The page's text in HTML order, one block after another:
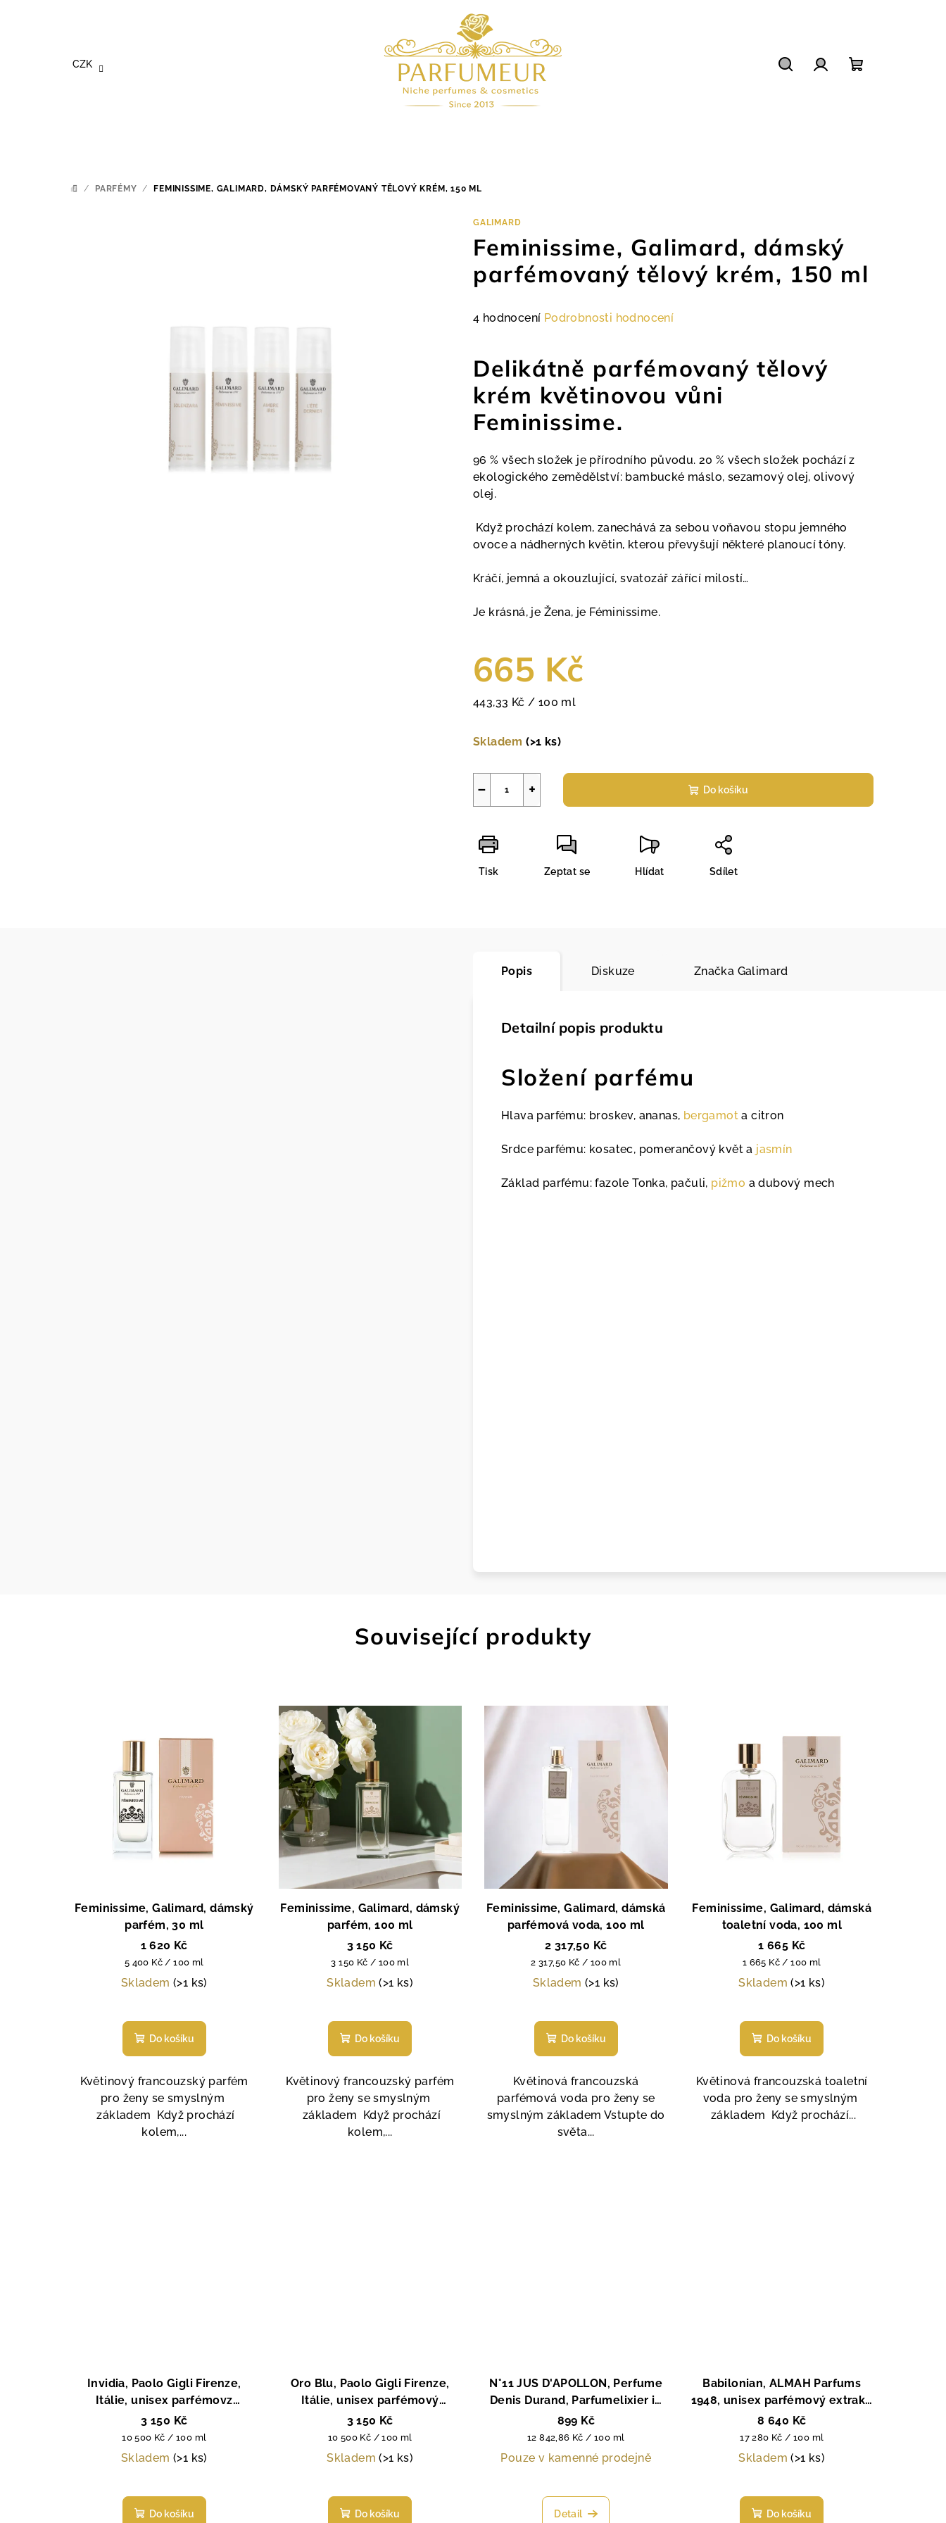
CZK
DOMŮ
/ PARFÉMY / FEMINISSIME, GALIMARD, DÁMSKÝ PARFÉMOVANÝ TĚLOVÝ KRÉM, 150 ML
GALIMARD
Feminissime, Galimard, dámský
parfémovaný tělový krém, 150 ml
Průměrné
je
5,0
z
5
hvězdiček.
4 hodnocení Podrobnosti hodnocení
Delikátně parfémovaný tělový
krém květinovou vůni
Feminissime.
96 % všech složek je přírodního původu. 20 % všech složek pochází z
ekologického zemědělství: bambucké máslo, sezamový olej, olivový
olej.
Když prochází kolem, zanechává za sebou voňavou stopu jemného
ovoce a nádherných květin, kterou převyšují některé planoucí tóny.
Kráčí, jemná a okouzlující, svatozář zářící milostí…
Je krásná, je Žena, je Féminissime.
665 Kč
Měrná
443,33 Kč / 100 ml
Skladem(>1 ks)
+
− Do košíku
Tisk Zeptat se Hlídat Sdílet
Popis Diskuze Značka Galimard
Detailní popis produktu
Složení parfému
Hlava parfému: broskev, ananas, bergamot a citron
Srdce parfému: kosatec, pomerančový květ a jasmín
Základ parfému: fazole Tonka, pačuli, pižmo a dubový mech
Související produkty
Feminissime, Galimard, dámský
parfém, 30 ml
1 620 Kč
Měrná
cena:
5 400 Kč / 100 ml
Skladem (>1 ks)
hodnocení
produktu
je
5,0
z
5
hvězdiček.
Do košíku
Květinový francouzský parfém
pro ženy se smyslným
základem Když prochází
kolem,...
Feminissime, Galimard, dámský
parfém, 100 ml
3 150 Kč
Měrná
cena:
3 150 Kč / 100 ml
Skladem(>1 ks)
hodnocení
produktu
je
4,5
z
5
hvězdiček.
Do košíku
Květinový francouzský parfém
pro ženy se smyslným
základem Když prochází
kolem,...
Feminissime, Galimard, dámská
parfémová voda, 100 ml
2 317,50 Kč
Měrná
cena:
2 317,50 Kč / 100 ml
Skladem (>1 ks)
hodnocení
produktu
je
5,0
z
5
hvězdiček.
Do košíku
Květinová francouzská
parfémová voda pro ženy se
smyslným základem Vstupte do
světa...
Feminissime, Galimard, dámská
toaletní voda, 100 ml
1 665 Kč
Měrná
cena:
1 665 Kč / 100 ml
Skladem(>1 ks)
hodnocení
produktu
je
5,0
z
5
Do košíku
Květinová francouzská toaletní
voda pro ženy se smyslným
základem Když prochází...
Invidia, Paolo Gigli Firenze,
Itálie, unisex parfémovz
extrakt, 30 ml
3 150 Kč
Měrná
cena:
10 500 Kč / 100 ml
Skladem (>1 ks)
hodnocení
produktu
Do košíku
Oro Blu, Paolo Gigli Firenze,
Itálie, unisex parfémový
extrakt, 30 ml
3 150 Kč
Měrná
cena:
10 500 Kč / 100 ml
Skladem(>1 ks)
hodnocení
produktu
Do košíku
N°11 JUS D'APOLLON, Perfume
Denis Durand, Parfumelixier in
einem Reiseflakon, 7 ml
899 Kč
Měrná
cena:
12 842,86 Kč / 100 ml
Pouze v kamenné prodejně
Detail
Babilonian, ALMAH Parfums
1948, unisex parfémový extrakt,
50 ml
8 640 Kč
Měrná
cena:
17 280 Kč / 100 ml
Skladem(>1 ks)
Do košíku